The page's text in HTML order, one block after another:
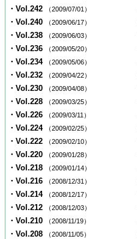
・Vol.242 （2009/07/01）
・Vol.240 （2009/06/17）
・Vol.238 （2009/06/03）
・Vol.236 （2009/05/20）
・Vol.234 （2009/05/06）
・Vol.232 （2009/04/22）
・Vol.230 （2009/04/08）
・Vol.228 （2009/03/25）
・Vol.226 （2009/03/11）
・Vol.224 （2009/02/25）
・Vol.222 （2009/02/10）
・Vol.220 （2009/01/28）
・Vol.218 （2009/01/14）
・Vol.216 （2008/12/31）
・Vol.214 （2008/12/17）
・Vol.212 （2008/12/03）
・Vol.210 （2008/11/19）
・Vol.208 （2008/11/05）